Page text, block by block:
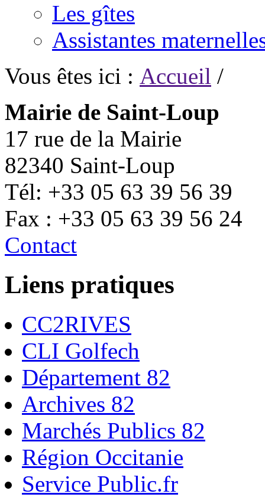
Les gîtes
Assistantes
Vous êtes ici : Accueil /
Mairie de Saint-Loup
17 rue de la Mairie
82340 Saint-Loup
Tél: +33 05 63 39 56 39
Fax : +33 05 63 39 56 24
Contact
Liens pratiques
CC2RIVES
CLI Golfech
Département 82
Archives 82
Marchés Publics 82
Région Occitanie
Service Public.fr